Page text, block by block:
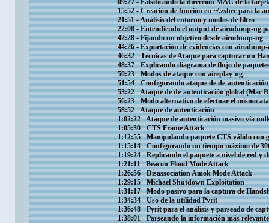
09:27​ - Falsificando la dirección MAC de la
15:52​ - Creación de función en ~/.zshrc para la
21:51​ - Análisis del entorno y modos de filtro
22:08​ - Entendiendo el output de airodump-ng
42:28​ - Fijando un objetivo desde airodump-ng
44:26​ - Exportación de evidencias con
46:32​ - Técnicas de Ataque para capturar un
48:37​ - Explicando diagrama de flujo de
50:23​ - Modos de ataque con aireplay-ng
51:54​ - Configurando ataque de de-
53:22​ - Ataque de de-autenticación global (Mac
56:23​ - Modo alternativo de efectuar el mismo
58:52​ - Ataque de autenticación
1:02:22​ - Ataque de autenticación masivo vía
1:05:30​ - CTS Frame Attack
1:12:55​ - Manipulando paquete CTS válido con
1:15:14​ - Configurando un tiempo máximo de
1:19:24​ - Replicando el paquete a nivel de red y
1:21:11​ - Beacon Flood Mode Attack
1:26:56​ - Disassociation Amok Mode Attack
1:29:15​ - Michael Shutdown Exploitation
1:31:17​ - Modo pasivo para la captura de
1:34:34​ - Uso de la utilidad Pyrit
1:36:48​ - Pyrit para el análisis y parseado de
1:38:01​ - Parseando la información más